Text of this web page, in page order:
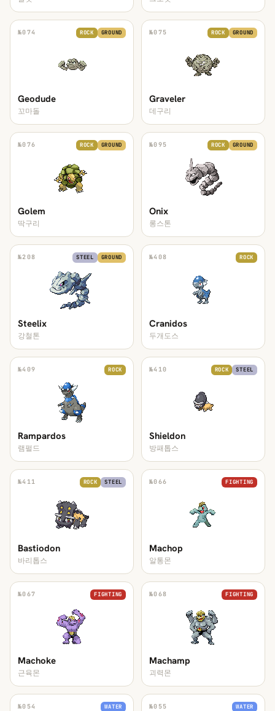
№074 ROCK GROUND
Geodude
꼬마돌
№075 ROCK GROUND
Graveler
데구리
№076 ROCK GROUND
Golem
딱구리
№095 ROCK GROUND
Onix
롱스톤
№208 STEEL GROUND
Steelix
강철톤
№408 ROCK
Cranidos
두개도스
№409 ROCK
Rampardos
램펄드
№410 ROCK STEEL
Shieldon
방패톱스
№411 ROCK STEEL
Bastiodon
바리톱스
№066 FIGHTING
Machop
알통몬
№067 FIGHTING
Machoke
근육몬
№068 FIGHTING
Machamp
괴력몬
№054 WATER №055 WATER